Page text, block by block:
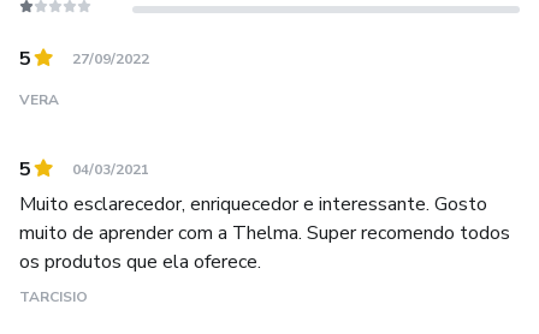
5 27/09/2022
VERA
5 04/03/2021
Muito esclarecedor, enriquecedor e interessante. Gosto
muito de aprender com a Thelma. Super recomendo todos
os produtos que ela oferece.
TARCISIO